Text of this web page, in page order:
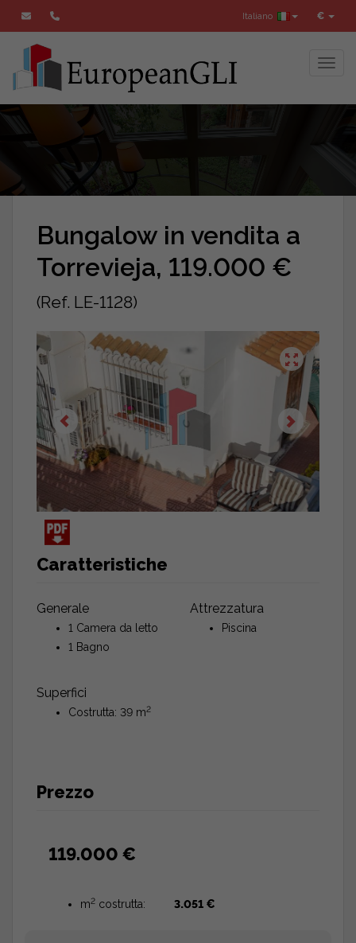
€
Italiano
Bungalow in vendita a
Torrevieja, 119.000 €
(Ref. LE-1128)
Caratteristiche
Generale
1 Camera da letto
1 Bagno
Superfici
Costrutta: 39 m2
Attrezzatura
Piscina
Prezzo
119.000 €
m2 costrutta: 3.051 €